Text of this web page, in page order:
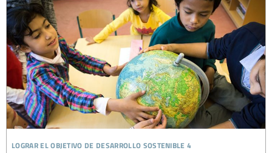
lograr el objetivo de desarrollo sostenible 4